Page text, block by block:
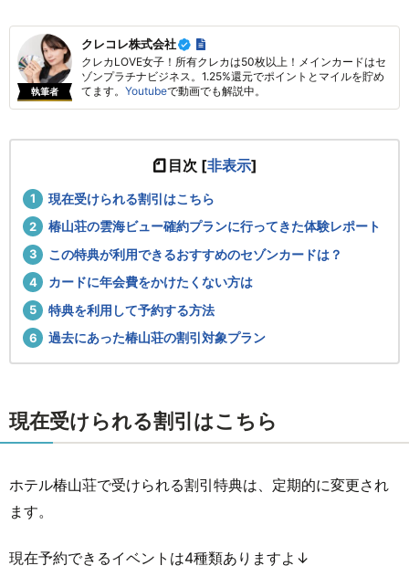
執筆者
クレコレ株式会社
クレカLOVE女子！所有クレカは50枚以上！メインカードはセ
ゾンプラチナビジネス。1.25%還元でポイントとマイルを貯め
てます。 Youtubeで動画でも解説中。
目次 [非表示]
現在受けられる割引はこちら
椿山荘の雲海ビュー確約プランに行ってきた体験レポート
この特典が利用できるおすすめのセゾンカードは？
カードに年会費をかけたくない方は
特典を利用して予約する方法
過去にあった椿山荘の割引対象プラン
現在受けられる割引はこちら
ホテル椿山荘で受けられる割引特典は、定期的に変更され
ます。
現在予約できるイベントは4種類ありますよ↓